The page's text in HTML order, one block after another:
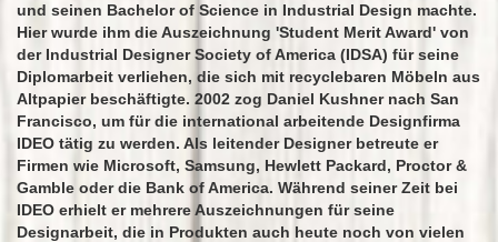
und seinen Bachelor of Science in Industrial Design machte.
Hier wurde ihm die Auszeichnung 'Student Merit Award' von
der Industrial Designer Society of America (IDSA) für seine
Diplomarbeit verliehen, die sich mit recyclebaren Möbeln aus
Altpapier beschäftigte. 2002 zog Daniel Kushner nach San
Francisco, um für die international arbeitende Designfirma
IDEO tätig zu werden. Als leitender Designer betreute er
Firmen wie Microsoft, Samsung, Hewlett Packard, Proctor &
Gamble oder die Bank of America. Während seiner Zeit bei
IDEO erhielt er mehrere Auszeichnungen für seine
Designarbeit, die in Produkten auch heute noch von vielen